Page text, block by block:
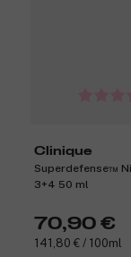
Clinique
Superdefense™
3+4 50 ml
70,90 €
141,80 € / 100ml